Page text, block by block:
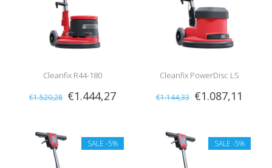
Cleanfix R44-180
€1.520,28 €1.444,27
Cleanfix PowerDisc LS
€1.144,33 €1.087,11
SALE -5% SALE -5%